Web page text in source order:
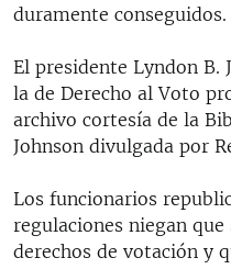
duramente conseguidos.
El presidente Lyndon B.
la de Derecho al Voto
archivo cortesía de la
Johnson divulgada por
Los funcionarios
regulaciones niegan que
derechos de votación y